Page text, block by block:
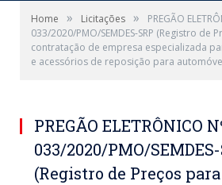
Home » Licitações »
PREGÃO
033/2020/PMO/SEMDES-SRP (Registro de
contratação de empresa especializada
e acessórios de reposição para
PREGÃO ELETRÔNICO
033/2020/PMO/
(Registro de Preços para